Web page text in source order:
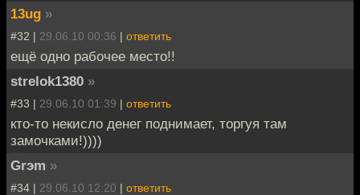
13ug »
#32 | 29.06.10 00:36 | ответить
ещё одно рабочее место!!
strelok1380 »
#33 | 29.06.10 01:39 | ответить
кто-то некисло денег поднимает, торгуя там
замочками!))))
Grэm »
#34 | 29.06.10 12:20 | ответить